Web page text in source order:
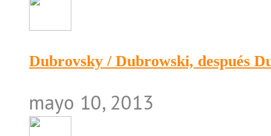
Dubrovsky / Dubrowski, después
mayo 10, 2013